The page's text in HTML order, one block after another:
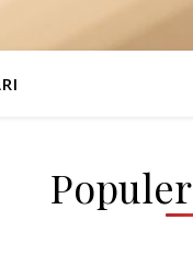
Populer